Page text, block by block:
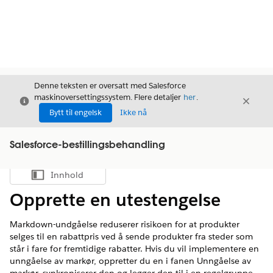
Avslutt
Denne teksten er oversatt med Salesforce
maskinoversettingssystem. Flere detaljer her.
Bytt til engelsk
Ikke nå
Avslutt
Salesforce-bestillingsbehandling
Vis innholdsfortegnelse
Innhold
Opprette en utestengelse
Markdown-undgåelse reduserer risikoen for at produkter
selges til en rabattpris ved å sende produkter fra steder som
står i fare for fremtidige rabatter. Hvis du vil implementere en
unngåelse av markør, oppretter du en i fanen Unngåelse av